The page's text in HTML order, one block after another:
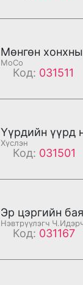
MoCo
Код: 031511
Хүслэн
Код: 031501
Код: 031167